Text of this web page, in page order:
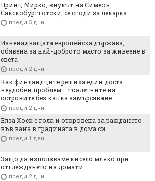
Принц Мирко, внукът на Симеон
Сакскобургготски, се сгоди за лекарка
преди 5 дни
Изненадващата европейска държава,
обявена за най-доброто място за живеене в
света
преди 2 дни
Как финландците решиха един доста
неудобен проблем – тоалетните на
островите без капка замърсяване
преди 2 дни
Елза Хоск е гола и откровена за раждането
във вана в градината в дома си
преди 1 ден
Защо да използваме кисело мляко при
отглеждането на домати
преди 2 дни